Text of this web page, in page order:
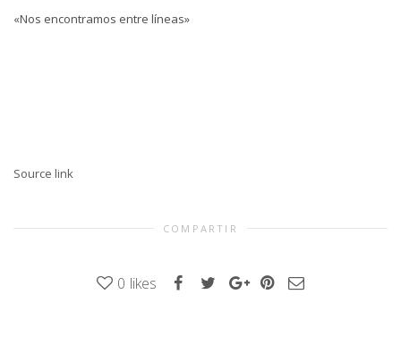
«Nos encontramos entre líneas»
Source link
COMPARTIR
0 likes